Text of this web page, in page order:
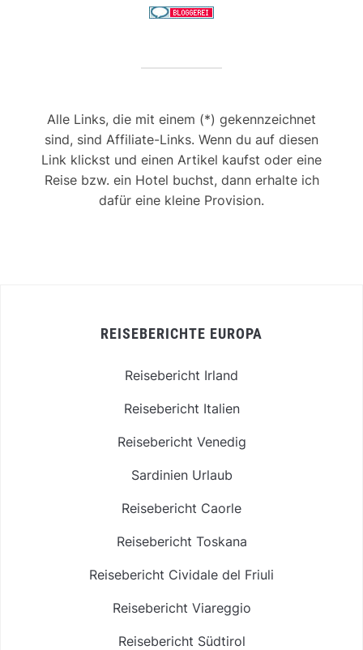
Alle Links, die mit einem (*) gekennzeichnet
sind, sind Affiliate-Links. Wenn du auf diesen
Link klickst und einen Artikel kaufst oder eine
Reise bzw. ein Hotel buchst, dann erhalte ich
dafür eine kleine Provision.
REISEBERICHTE EUROPA
Reisebericht Irland
Reisebericht Italien
Reisebericht Venedig
Sardinien Urlaub
Reisebericht Caorle
Reisebericht Toskana
Reisebericht Cividale del Friuli
Reisebericht Viareggio
Reisebericht Südtirol